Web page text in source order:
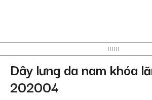
Dây lưng da nam khóa
202004